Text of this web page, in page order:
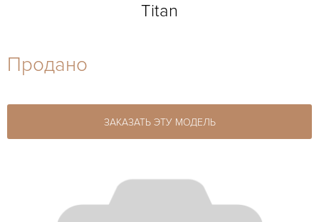
27-44
Titan
Продано
ЗАКАЗАТЬ ЭТУ МОДЕЛЬ